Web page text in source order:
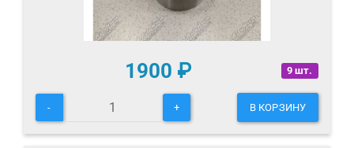
9 шт.
1900 ₽
- + В КОРЗИНУ